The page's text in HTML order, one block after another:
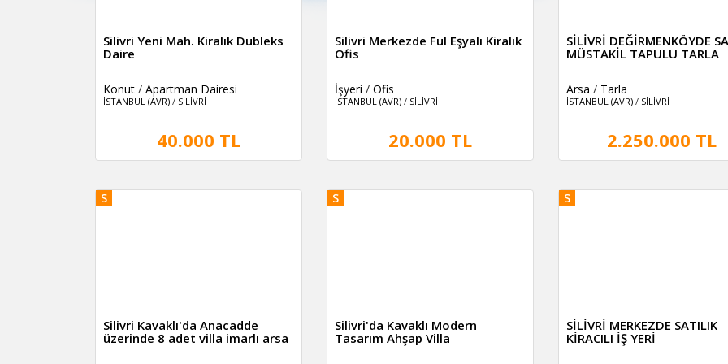
Silivri Yeni Mah. Kiralık Dubleks
Daire
Konut / Apartman Dairesi
İSTANBUL (AVR) / SİLİVRİ
40.000 TL
Silivri Merkezde Ful Eşyalı Kiralık
Ofis
İşyeri / Ofis
İSTANBUL (AVR) / SİLİVRİ
20.000 TL
SİLİVRİ DEĞİRMENKÖYDE
MÜSTAKİL TAPULU TARLA
Arsa / Tarla
İSTANBUL (AVR) / SİLİVRİ
2.250.000 TL
S
Silivri Kavaklı'da Anacadde
üzerinde 8 adet villa imarlı arsa
S
Silivri'da Kavaklı Modern
Tasarım Ahşap Villa
S
SİLİVRİ MERKEZDE SATILIK
KİRACILI İŞ YERİ